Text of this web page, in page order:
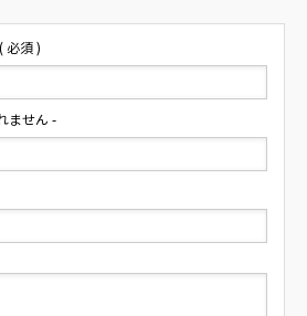
( 必須 )
ません -